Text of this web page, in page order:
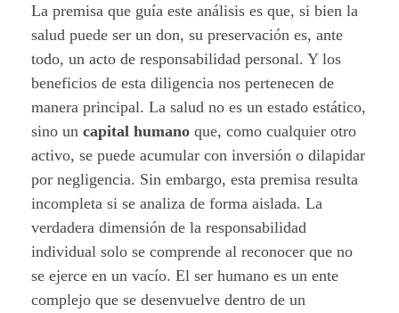
e
l
d
e
s
c
o
n
La premisa que guía este análisis es que, si bien la
salud puede ser un don, su preservación es, ante
todo, un acto de responsabilidad personal. Y los
beneficios de esta diligencia nos pertenecen de
manera principal. La salud no es un estado estático,
sino un capital humano que, como cualquier otro
activo, se puede acumular con inversión o dilapidar
por negligencia. Sin embargo, esta premisa resulta
incompleta si se analiza de forma aislada. La
verdadera dimensión de la responsabilidad
individual solo se comprende al reconocer que no
se ejerce en un vacío. El ser humano es un ente
complejo que se desenvuelve dentro de un